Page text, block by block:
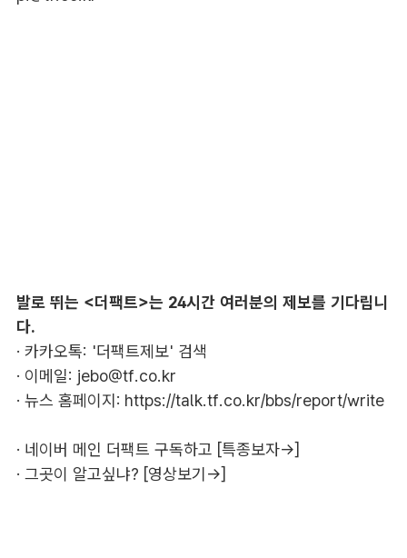
발로 뛰는 <더팩트>는 24시간 여러분의 제보를 기다립니
다.
· 카카오톡: '더팩트제보' 검색
· 이메일: jebo@tf.co.kr
· 뉴스 홈페이지: https://talk.tf.co.kr/bbs/report/write
· 네이버 메인 더팩트 구독하고 [특종보자→]
· 그곳이 알고싶냐? [영상보기→]